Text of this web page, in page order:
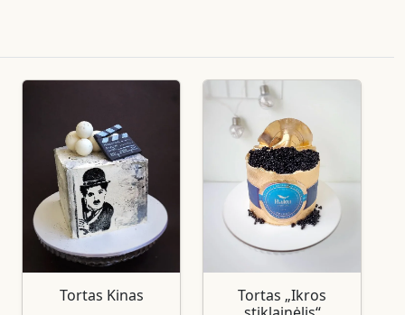
Tortas Kinas
Tortas „Ikros